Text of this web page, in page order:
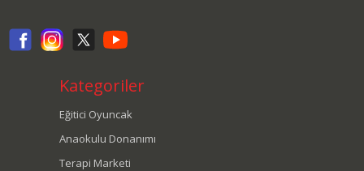
Kategoriler
Eğitici Oyuncak
Anaokulu Donanımı
Terapi Marketi